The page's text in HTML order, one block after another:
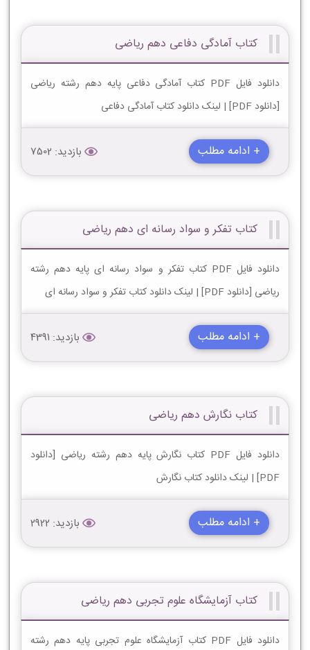
کتاب آمادگی دفاعی دهم ریاضی
دانلود فایل PDF کتاب آمادگی دفاعی پایه دهم رشته ریاضی
[دانلود PDF] | لینک دانلود کتاب آمادگی دفاعی
+ ادامه مطلب بازدید: 7502
کتاب تفکر و سواد رسانه ای دهم ریاضی
دانلود فایل PDF کتاب تفکر و سواد رسانه ای پایه دهم رشته
ریاضی [دانلود PDF] | لینک دانلود کتاب تفکر و سواد رسانه ای
+ ادامه مطلب بازدید: 4391
کتاب نگارش دهم ریاضی
دانلود فایل PDF کتاب نگارش پایه دهم رشته ریاضی [دانلود
PDF] | لینک دانلود کتاب نگارش
+ ادامه مطلب بازدید: 2922
کتاب آزمایشگاه علوم تجربی دهم ریاضی
دانلود فایل PDF کتاب آزمایشگاه علوم تجربی پایه دهم رشته